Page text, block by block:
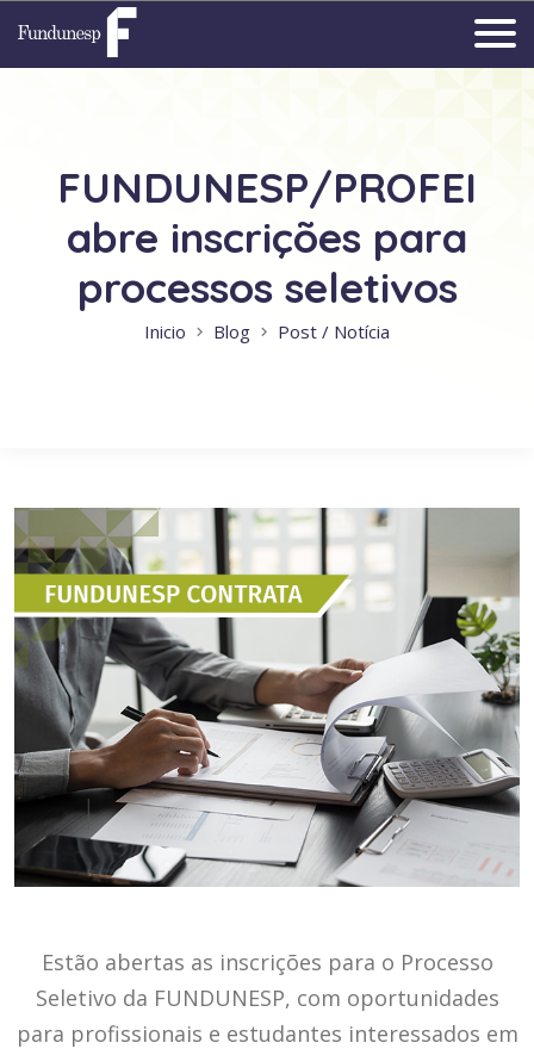
FUNDUNESP/PROFEI
abre inscrições para
processos seletivos
Inicio Blog Post / Notícia
Estão abertas as inscrições para o Processo
Seletivo da FUNDUNESP, com oportunidades
para profissionais e estudantes interessados em